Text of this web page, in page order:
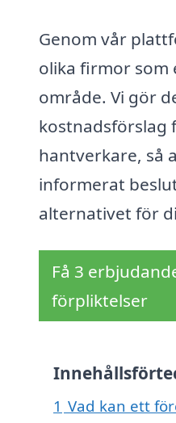
Genom vår
olika firmor
område. Vi gör
kostnadsförslag
hantverkare, så
informerat
alternativet för
Få 3
förpliktelser
1 Vad kan ett